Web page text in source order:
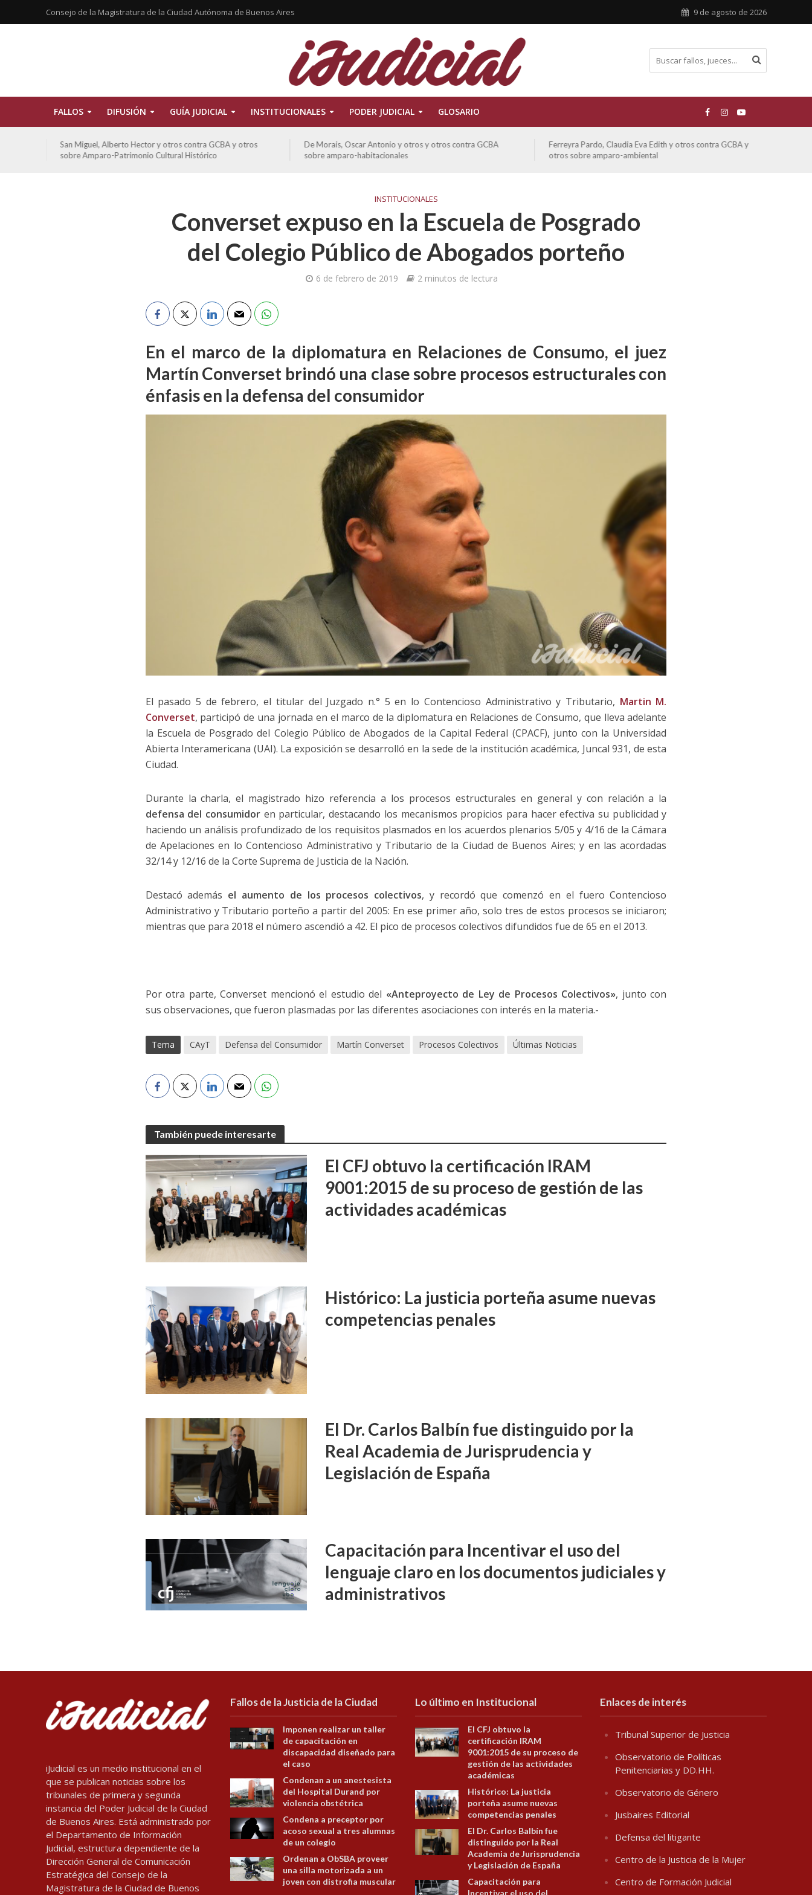
Consejo de la Magistratura de la Ciudad Autónoma de Buenos Aires 9 de agosto de 2026
FALLOS DIFUSIÓN GUÍA JUDICIAL INSTITUCIONALES PODER JUDICIAL GLOSARIO
San Miguel, Alberto Hector y otros contra GCBA y otros
sobre Amparo-Patrimonio Cultural Histórico
De Morais, Oscar Antonio y otros y otros contra GCBA
sobre amparo-habitacionales
Ferreyra Pardo, Claudia Eva Edith y otros contra GCBA y
otros sobre amparo-ambiental
INSTITUCIONALES
Converset expuso en la Escuela de Posgrado
del Colegio Público de Abogados porteño
6 de febrero de 2019 2 minutos de lectura
En el marco de la diplomatura en Relaciones de Consumo, el juez
Martín Converset brindó una clase sobre procesos estructurales con
énfasis en la defensa del consumidor
El pasado 5 de febrero, el titular del Juzgado n.° 5 en lo Contencioso Administrativo y Tributario, Martin M.
Converset, participó de una jornada en el marco de la diplomatura en Relaciones de Consumo, que lleva adelante
la Escuela de Posgrado del Colegio Público de Abogados de la Capital Federal (CPACF), junto con la Universidad
Abierta Interamericana (UAI). La exposición se desarrolló en la sede de la institución académica, Juncal 931, de esta
Ciudad.
Durante la charla, el magistrado hizo referencia a los procesos estructurales en general y con relación a la
defensa del consumidor en particular, destacando los mecanismos propicios para hacer efectiva su publicidad y
haciendo un análisis profundizado de los requisitos plasmados en los acuerdos plenarios 5/05 y 4/16 de la Cámara
de Apelaciones en lo Contencioso Administrativo y Tributario de la Ciudad de Buenos Aires; y en las acordadas
32/14 y 12/16 de la Corte Suprema de Justicia de la Nación.
Destacó además el aumento de los procesos colectivos, y recordó que comenzó en el fuero Contencioso
Administrativo y Tributario porteño a partir del 2005: En ese primer año, solo tres de estos procesos se iniciaron;
mientras que para 2018 el número ascendió a 42. El pico de procesos colectivos difundidos fue de 65 en el 2013.
Por otra parte, Converset mencionó el estudio del «Anteproyecto de Ley de Procesos Colectivos», junto con
sus observaciones, que fueron plasmadas por las diferentes asociaciones con interés en la materia.-
Tema CAyT Defensa del Consumidor Martín Converset Procesos Colectivos Últimas Noticias
También puede interesarte
El CFJ obtuvo la certificación IRAM
9001:2015 de su proceso de gestión de las
actividades académicas
Histórico: La justicia porteña asume nuevas
competencias penales
El Dr. Carlos Balbín fue distinguido por la
Real Academia de Jurisprudencia y
Legislación de España
Capacitación para Incentivar el uso del
lenguaje claro en los documentos judiciales y
administrativos
iJudicial es un medio institucional en el
que se publican noticias sobre los
tribunales de primera y segunda
instancia del Poder Judicial de la Ciudad
de Buenos Aires. Está administrado por
el Departamento de Información
Judicial, estructura dependiente de la
Dirección General de Comunicación
Estratégica del Consejo de la
Magistratura de la Ciudad de Buenos
Fallos de la Justicia de la Ciudad
Imponen realizar un taller
de capacitación en
discapacidad diseñado para
el caso
Condenan a un anestesista
del Hospital Durand por
violencia obstétrica
Condena a preceptor por
acoso sexual a tres alumnas
de un colegio
Ordenan a ObSBA proveer
una silla motorizada a un
joven con distrofia muscular
Lo último en Institucional
El CFJ obtuvo la
certificación IRAM
9001:2015 de su proceso de
gestión de las actividades
académicas
Histórico: La justicia
porteña asume nuevas
competencias penales
El Dr. Carlos Balbín fue
distinguido por la Real
Academia de Jurisprudencia
y Legislación de España
Capacitación para
Incentivar el uso del
Enlaces de interés
Tribunal Superior de Justicia
Observatorio de Políticas
Penitenciarias y DD.HH.
Observatorio de Género
Jusbaires Editorial
Defensa del litigante
Centro de la Justicia de la Mujer
Centro de Formación Judicial